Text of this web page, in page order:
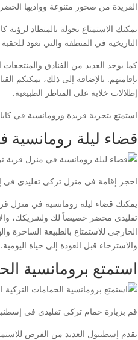
الفريدة من صخور متنوعة وواديها
يمكنك الاستمتاع بجولة بالمنطاد
التاريخية في المنطقة والتي تعود
كما يوجد العديد من الفنادق
بإقامتهم. بالإضافة إلى ذلك، يمكنكم
إطلالات خلابة على المناظر الطبيعية.
استمتع بتجربة فريدة ورومانسية في
قضاء ليلة رومانسية
احجز إقامة في منزل تركي تقليدي في
يمكنك قضاء ليلة رومانسية في منزل
تقليدي محضر خصيصاً لك ولشريكك،
الخارجي للاستمتاع بالطبيعة الساحرة
والاسترخاء قبل العودة إلى حياة اليومية.
استمتع برومانسية
قم بزيارة حمام تركي تقليدي في
تقدم إسطنبول العديد من الفرص